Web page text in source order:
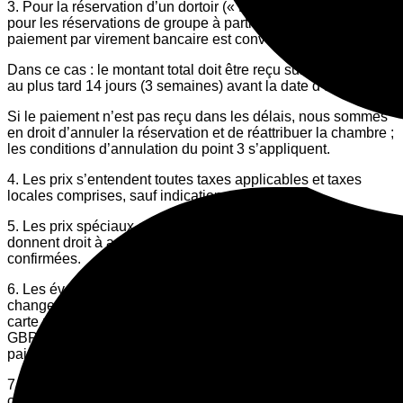
3. Pour la réservation d’un dortoir (« Dormitory ») ainsi que
pour les réservations de groupe à partir de 10 personnes, le
paiement par virement bancaire est convenu.
Dans ce cas : le montant total doit être reçu sur notre compte
au plus tard 14 jours (3 semaines) avant la date d’arrivée.
Si le paiement n’est pas reçu dans les délais, nous sommes
en droit d’annuler la réservation et de réattribuer la chambre ;
les conditions d’annulation du point 3 s’appliquent.
4. Les prix s’entendent toutes taxes applicables et taxes
locales comprises, sauf indication contraire.
5. Les prix spéciaux ou promotions publiés ultérieurement ne
donnent droit à aucune réduction sur les réservations déjà
confirmées.
6. Les éventuels frais bancaires, différences de taux de
change ou coûts liés aux virements internationaux/frais de
carte payés sont à ta charge. La facturation est effectuée en
GBP ; les conversions sont effectuées par ton prestataire de
paiement.
7. Un rejet de débit (« Chargeback ») par les fournisseurs de